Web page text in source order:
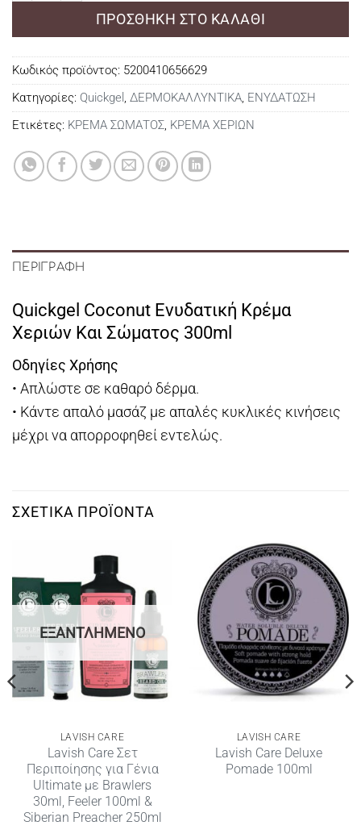
ΠΡΟΣΘΉΚΗ ΣΤΟ ΚΑΛΆΘΙ
Κωδικός προϊόντος: 5200410656629
Κατηγορίες: Quickgel , ΔΕΡΜΟΚΑΛΛΥΝΤΙΚΑ, ΕΝΥΔΑΤΩΣΗ
Ετικέτες: ΚΡΕΜΑ ΣΩΜΑΤΟΣ, ΚΡΕΜΑ ΧΕΡΙΩΝ
ΠΕΡΙΓΡΑΦΉ
Quickgel Coconut Ενυδατική Κρέμα
Χεριών Και Σώματος 300ml
Οδηγίες Χρήσης
• Απλώστε σε καθαρό δέρμα.
• Κάντε απαλό μασάζ με απαλές κυκλικές κινήσεις
μέχρι να απορροφηθεί εντελώς.
ΣΧΕΤΙΚΆ ΠΡΟΪΌΝΤΑ
ΕΞΑΝΤΛΗΜΈΝΟ
LAVISH CARE
Lavish Care Σετ
Περιποίησης για Γένια
Ultimate με Brawlers
30ml, Feeler 100ml &
Siberian Preacher 250ml
LAVISH CARE
Lavish Care Deluxe
Pomade 100ml